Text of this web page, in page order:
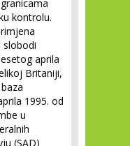
kontrolu.
slobodi
aprila
Britaniji,
1995. od
u
(SAD)